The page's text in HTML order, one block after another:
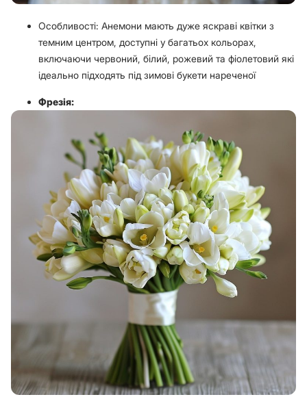
Особливості: Анемони мають дуже яскраві квітки з
темним центром, доступні у багатьох кольорах,
включаючи червоний, білий, рожевий та фіолетовий які
ідеально підходять під зимові букети нареченої
Фрезія: